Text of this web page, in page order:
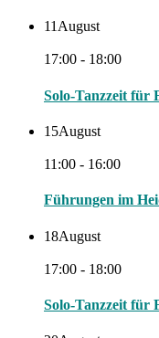
11August
17:00 - 18:00
Solo-Tanzzeit für
15August
11:00 - 16:00
Führungen im
18August
17:00 - 18:00
Solo-Tanzzeit für